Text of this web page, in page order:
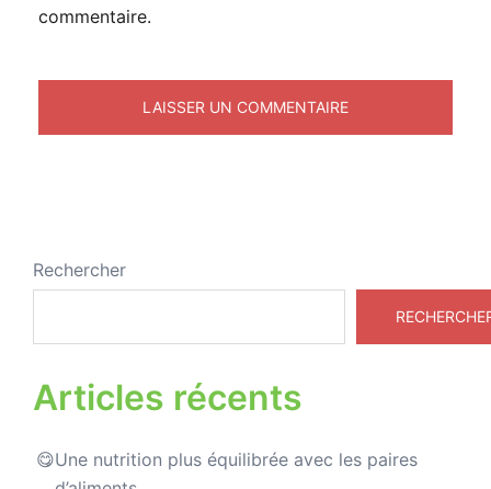
commentaire.
Rechercher
Articles récents
Une nutrition plus équilibrée avec les paires